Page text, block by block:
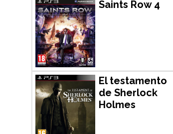
Saints Row 4
El testamento
de Sherlock
Holmes